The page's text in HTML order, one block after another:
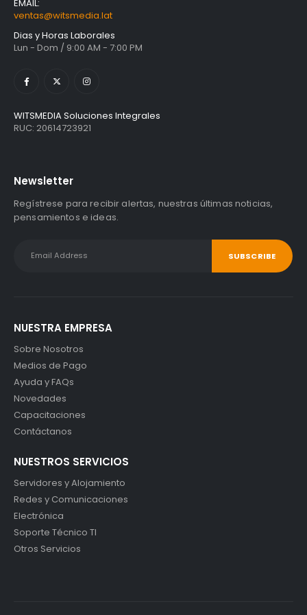
EMAIL:
ventas@witsmedia.lat
Dias y Horas Laborales
Lun - Dom / 9:00 AM - 7:00 PM
WITSMEDIA Soluciones Integrales
RUC: 20614723921
Newsletter
Regístrese para recibir alertas, nuestras últimas noticias,
pensamientos e ideas.
NUESTRA EMPRESA
Sobre Nosotros
Medios de Pago
Ayuda y FAQs
Novedades
Capacitaciones
Contáctanos
NUESTROS SERVICIOS
Servidores y Alojamiento
Redes y Comunicaciones
Electrónica
Soporte Técnico TI
Otros Servicios